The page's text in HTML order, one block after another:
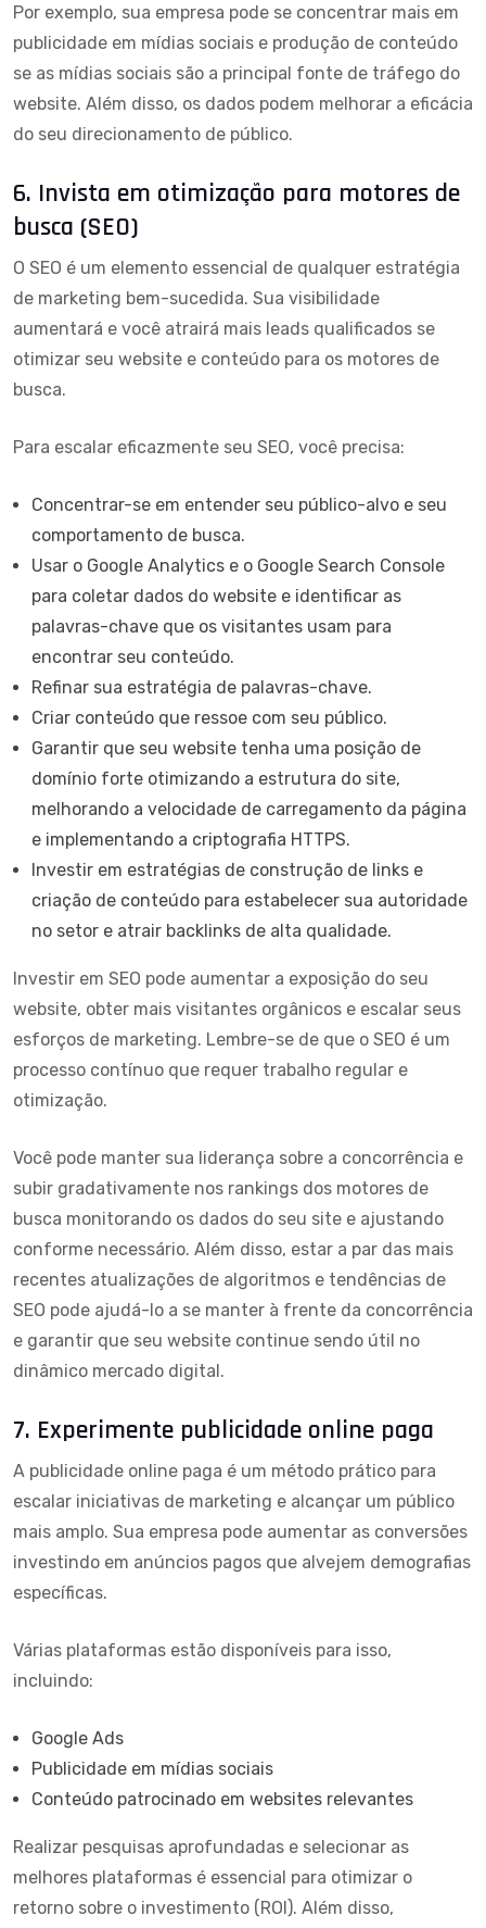
Por exemplo, sua empresa pode se concentrar mais em
publicidade em mídias sociais e produção de conteúdo
se as mídias sociais são a principal fonte de tráfego do
website. Além disso, os dados podem melhorar a eficácia
do seu direcionamento de público.
6. Invista em otimização para motores de
busca (SEO)
O SEO é um elemento essencial de qualquer estratégia
de marketing bem-sucedida. Sua visibilidade
aumentará e você atrairá mais leads qualificados se
otimizar seu website e conteúdo para os motores de
busca.
Para escalar eficazmente seu SEO, você precisa:
Concentrar-se em entender seu público-alvo e seu
comportamento de busca.
Usar o Google Analytics e o Google Search Console
para coletar dados do website e identificar as
palavras-chave que os visitantes usam para
encontrar seu conteúdo.
Refinar sua estratégia de palavras-chave.
Criar conteúdo que ressoe com seu público.
Garantir que seu website tenha uma posição de
domínio forte otimizando a estrutura do site,
melhorando a velocidade de carregamento da página
e implementando a criptografia HTTPS.
Investir em estratégias de construção de links e
criação de conteúdo para estabelecer sua autoridade
no setor e atrair backlinks de alta qualidade.
Investir em SEO pode aumentar a exposição do seu
website, obter mais visitantes orgânicos e escalar seus
esforços de marketing. Lembre-se de que o SEO é um
processo contínuo que requer trabalho regular e
otimização.
Você pode manter sua liderança sobre a concorrência e
subir gradativamente nos rankings dos motores de
busca monitorando os dados do seu site e ajustando
conforme necessário. Além disso, estar a par das mais
recentes atualizações de algoritmos e tendências de
SEO pode ajudá-lo a se manter à frente da concorrência
e garantir que seu website continue sendo útil no
dinâmico mercado digital.
7. Experimente publicidade online paga
A publicidade online paga é um método prático para
escalar iniciativas de marketing e alcançar um público
mais amplo. Sua empresa pode aumentar as conversões
investindo em anúncios pagos que alvejem demografias
específicas.
Várias plataformas estão disponíveis para isso,
incluindo:
Google Ads
Publicidade em mídias sociais
Conteúdo patrocinado em websites relevantes
Realizar pesquisas aprofundadas e selecionar as
melhores plataformas é essencial para otimizar o
retorno sobre o investimento (ROI). Além disso,